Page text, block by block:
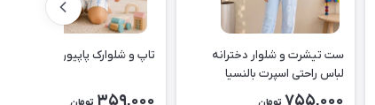
ست تیشرت و شلوار دخترانه
لباس راحتی اسپرت بالنسیا
دخترانه۲۶۳۷
تاپ و شلوارک پاپیون کد ۲۶۳۵